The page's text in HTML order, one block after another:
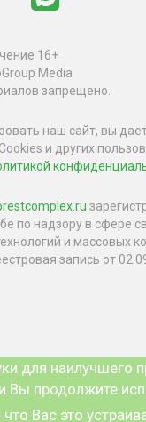
16+
Media
запрещено.
наш сайт, вы
и других
по надзору в сфере
и массовых
запись от
для наилучшего
Вы продолжите
Вас это